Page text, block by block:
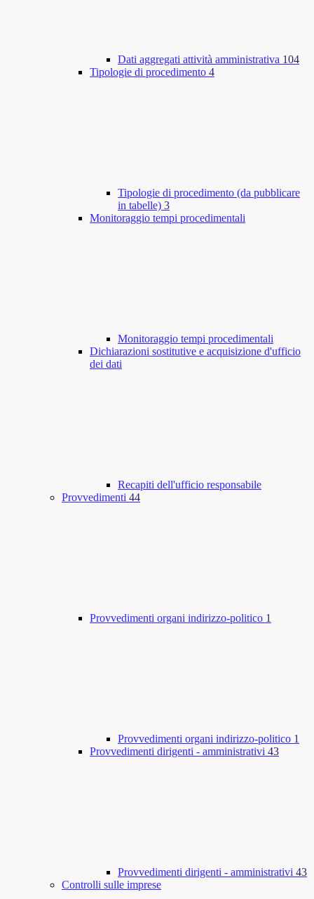
Dati aggregati attività amministrativa 104
Tipologie di procedimento 4
Tipologie di procedimento (da pubblicare
in tabelle) 3
Monitoraggio tempi procedimentali
Monitoraggio tempi procedimentali
Dichiarazioni sostitutive e acquisizione d'ufficio
dei dati
Recapiti dell'ufficio responsabile
Provvedimenti 44
Provvedimenti organi indirizzo-politico 1
Provvedimenti organi indirizzo-politico 1
Provvedimenti dirigenti - amministrativi 43
Provvedimenti dirigenti - amministrativi 43
Controlli sulle imprese